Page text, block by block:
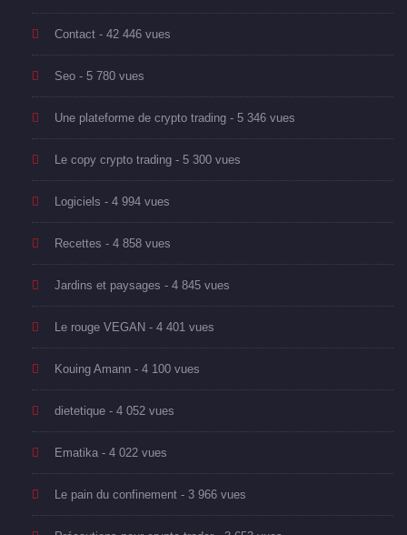
Contact - 42 446 vues
Seo - 5 780 vues
Une plateforme de crypto trading - 5 346 vues
Le copy crypto trading - 5 300 vues
Logiciels - 4 994 vues
Recettes - 4 858 vues
Jardins et paysages - 4 845 vues
Le rouge VEGAN - 4 401 vues
Kouing Amann - 4 100 vues
dietetique - 4 052 vues
Ematika - 4 022 vues
Le pain du confinement - 3 966 vues